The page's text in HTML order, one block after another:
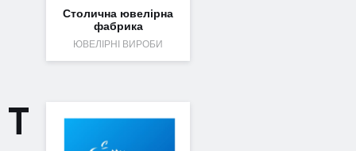
Столична ювелірна
фабрика
ЮВЕЛІРНІ ВИРОБИ
Т